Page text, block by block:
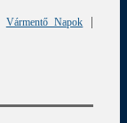
Vármentő Napok |